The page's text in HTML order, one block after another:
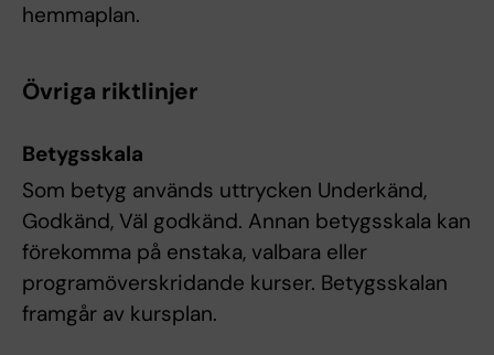
hemmaplan.
Övriga riktlinjer
Betygsskala
Som betyg används uttrycken Underkänd,
Godkänd, Väl godkänd. Annan betygsskala kan
förekomma på enstaka, valbara eller
programöverskridande kurser. Betygsskalan
framgår av kursplan.